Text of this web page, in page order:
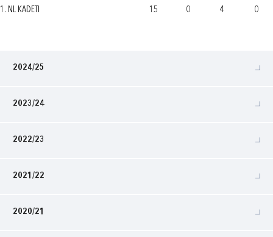
1. NL KADETI 15 0 4 0
2024/25
2023/24
2022/23
2021/22
2020/21